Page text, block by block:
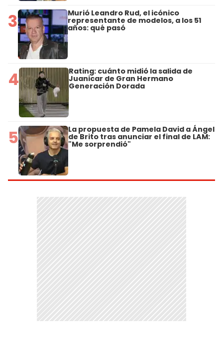
3 Murió Leandro Rud, el icónico
representante de modelos, a los 51
años: qué pasó
4 Rating: cuánto midió la salida de
Juanicar de Gran Hermano
Generación Dorada
5 La propuesta de Pamela David a Ángel
de Brito tras anunciar el final de LAM:
"Me sorprendió"